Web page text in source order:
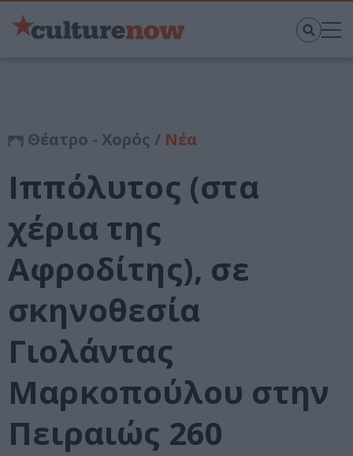
Θέατρο - Χορός / Νέα
Ιππόλυτος (στα
χέρια της
Αφροδίτης), σε
σκηνοθεσία
Γιολάντας
Μαρκοπούλου στην
Πειραιώς 260